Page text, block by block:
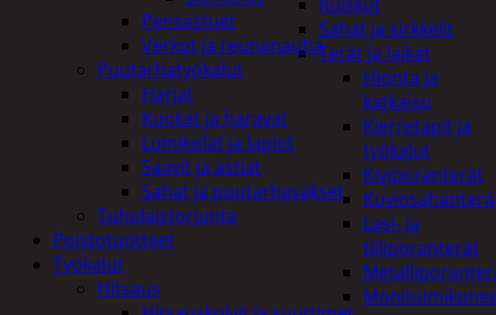
Sahat ja sirkkelit
Terät ja laikat
Hionta ja
katkaisu
Kierretapit ja
työkalut
Kiviporanterät
Kuviosahanterä
Lasi- ja
tiiliporanterät
Pensastuet
Verkot ja reunanauha
Puutarhatyökalut
Harjat
Kuokat ja haravat
Lumikolat ja lapiot
Saavit ja astiat
Sahat ja puutarhasakset
Tuholaistorjunta
Poistotuotteet
Työkalut
Hitsaus